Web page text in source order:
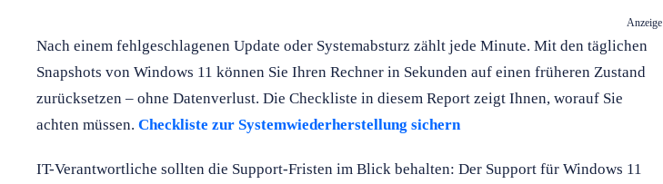
Anzeige
Nach einem fehlgeschlagenen Update oder Systemabsturz zählt jede Minute. Mit den täglichen
Snapshots von Windows 11 können Sie Ihren Rechner in Sekunden auf einen früheren Zustand
zurücksetzen – ohne Datenverlust. Die Checkliste in diesem Report zeigt Ihnen, worauf Sie
achten müssen. Checkliste zur Systemwiederherstellung sichern
IT-Verantwortliche sollten die Support-Fristen im Blick behalten: Der Support für Windows 11